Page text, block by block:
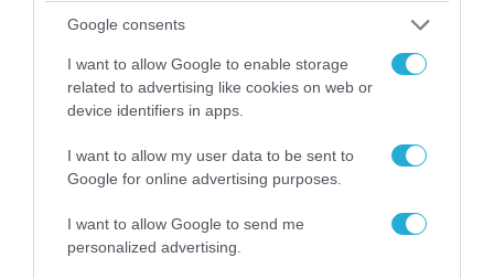
Google consents
I want to allow Google to enable storage
related to advertising like cookies on web or
device identifiers in apps.
I want to allow my user data to be sent to
Google for online advertising purposes.
I want to allow Google to send me
personalized advertising.
03.08.2026 | 19:02
Ξέπλυμα της ανοησίας από τη Α.Γιάμαλη για την
ρεπόρτερ του ΟΡΕΝ: «Όλοι να έχουμε
δικαίωμα στο λάθος»